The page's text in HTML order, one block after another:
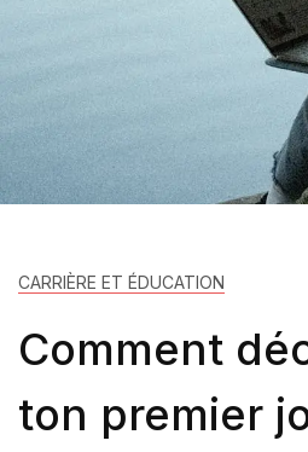
CARRIÈRE ET ÉDUCATION
Comment
ton premier